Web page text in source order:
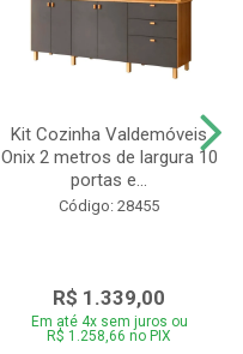
Kit Cozinha Valdemóveis
Onix 2 metros de largura 10
portas e...
Código: 28455
R$ 1.339,00
Em até 4x sem juros ou
R$ 1.258,66 no PIX